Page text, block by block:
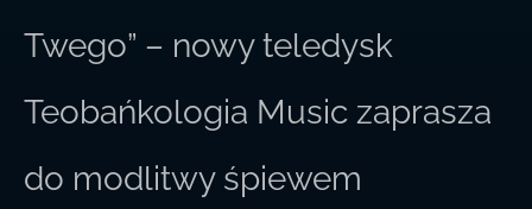
Twego” – nowy teledysk
Teobańkologia Music zaprasza
do modlitwy śpiewem